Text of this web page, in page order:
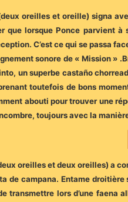
oreilles et oreille) signa
que lorsque Ponce parvient à
C’est ce qui se passa
sonore de « Mission »
un superbe castaño
toutefois de bons
abouti pour trouver une
toujours avec la
oreilles et deux oreilles) a
de campana. Entame
transmettre lors d’une faena